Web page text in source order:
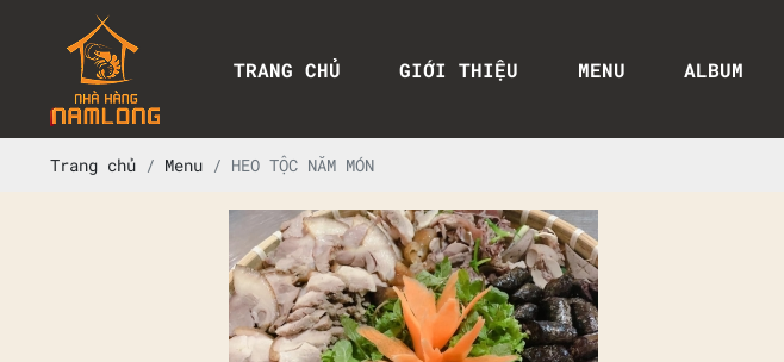
TRANG CHỦ GIỚI THIỆU MENU ALBUM
Trang chủ Menu HEO TỘC NĂM MÓN